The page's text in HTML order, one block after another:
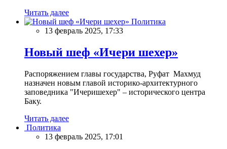
Читать далее
Политика
13 февраль 2025, 17:33
Новый шеф «Ичери шехер»
Распоряжением главы государства, Руфат Махмуд
назначен новым главой историко-архитектурного
заповедника "Ичеришехер" – исторического центра
Баку.
Читать далее
Политика
13 февраль 2025, 17:01